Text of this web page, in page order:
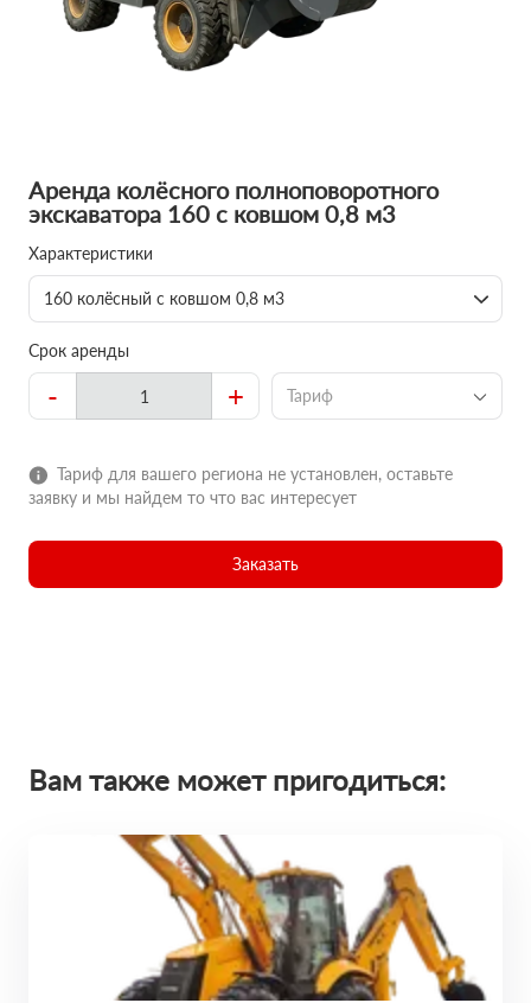
Аренда колёсного полноповоротного
экскаватора 160 с ковшом 0,8 м3
Характеристики
160 колёсный с ковшом 0,8 м3
Срок аренды
- + Тариф
Тариф для вашего региона не установлен, оставьте
заявку и мы найдем то что вас интересует
Заказать
Вам также может пригодиться: